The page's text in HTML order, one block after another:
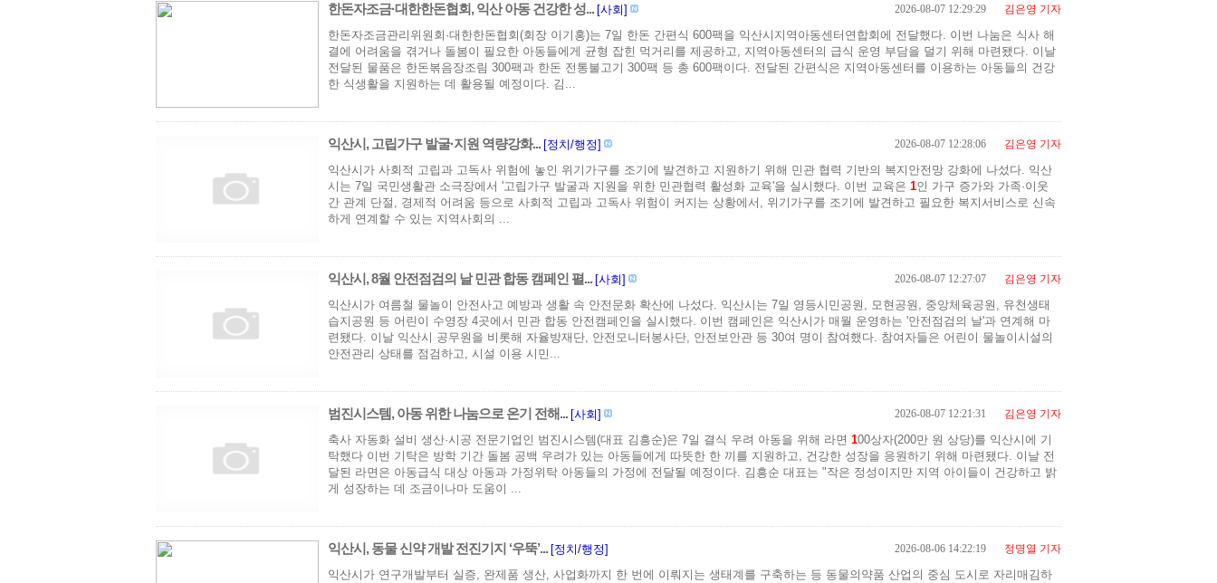
한돈자조금·대한한돈협회, 익산 아동 건강한 성... [사회] 2026-08-07 12:29:29 김은영 기자
한돈자조금관리위원회·대한한돈협회(회장 이기홍)는 7일 한돈 간편식 600팩을 익산시지역아동센터연합회에 전달했다. 이번 나눔은 식사 해
결에 어려움을 겪거나 돌봄이 필요한 아동들에게 균형 잡힌 먹거리를 제공하고, 지역아동센터의 급식 운영 부담을 덜기 위해 마련됐다. 이날
전달된 물품은 한돈볶음장조림 300팩과 한돈 전통불고기 300팩 등 총 600팩이다. 전달된 간편식은 지역아동센터를 이용하는 아동들의 건강
한 식생활을 지원하는 데 활용될 예정이다. 김...
익산시, 고립가구 발굴·지원 역량강화... [정치/행정] 2026-08-07 12:28:06 김은영 기자
익산시가 사회적 고립과 고독사 위험에 놓인 위기가구를 조기에 발견하고 지원하기 위해 민관 협력 기반의 복지안전망 강화에 나섰다. 익산
시는 7일 국민생활관 소극장에서 '고립가구 발굴과 지원을 위한 민관협력 활성화 교육'을 실시했다. 이번 교육은 1인 가구 증가와 가족·이웃
간 관계 단절, 경제적 어려움 등으로 사회적 고립과 고독사 위험이 커지는 상황에서, 위기가구를 조기에 발견하고 필요한 복지서비스로 신속
하게 연계할 수 있는 지역사회의 ...
익산시, 8월 안전점검의 날 민관 합동 캠페인 펼... [사회] 2026-08-07 12:27:07 김은영 기자
익산시가 여름철 물놀이 안전사고 예방과 생활 속 안전문화 확산에 나섰다. 익산시는 7일 영등시민공원, 모현공원, 중앙체육공원, 유천생태
습지공원 등 어린이 수영장 4곳에서 민관 합동 안전캠페인을 실시했다. 이번 캠페인은 익산시가 매월 운영하는 '안전점검의 날'과 연계해 마
련됐다. 이날 익산시 공무원을 비롯해 자율방재단, 안전모니터봉사단, 안전보안관 등 30여 명이 참여했다. 참여자들은 어린이 물놀이시설의
안전관리 상태를 점검하고, 시설 이용 시민...
범진시스템, 아동 위한 나눔으로 온기 전해... [사회] 2026-08-07 12:21:31 김은영 기자
축사 자동화 설비 생산·시공 전문기업인 범진시스템(대표 김흥순)은 7일 결식 우려 아동을 위해 라면 100상자(200만 원 상당)를 익산시에 기
탁했다 이번 기탁은 방학 기간 돌봄 공백 우려가 있는 아동들에게 따뜻한 한 끼를 지원하고, 건강한 성장을 응원하기 위해 마련됐다. 이날 전
달된 라면은 아동급식 대상 아동과 가정위탁 아동들의 가정에 전달될 예정이다. 김흥순 대표는 "작은 정성이지만 지역 아이들이 건강하고 밝
게 성장하는 데 조금이나마 도움이 ...
익산시, 동물 신약 개발 전진기지 ‘우뚝’... [정치/행정] 2026-08-06 14:22:19 정명열 기자
익산시가 연구개발부터 실증, 완제품 생산, 사업화까지 한 번에 이뤄지는 생태계를 구축하는 등 동물의약품 산업의 중심 도시로 자리매김하